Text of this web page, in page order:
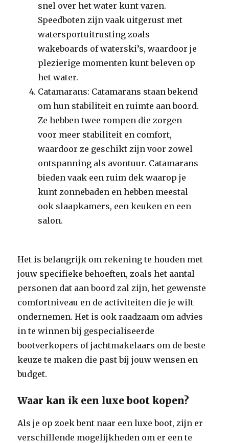
snel over het water kunt varen.
Speedboten zijn vaak uitgerust met
watersportuitrusting zoals
wakeboards of waterski’s, waardoor je
plezierige momenten kunt beleven op
het water.
Catamarans: Catamarans staan bekend
om hun stabiliteit en ruimte aan boord.
Ze hebben twee rompen die zorgen
voor meer stabiliteit en comfort,
waardoor ze geschikt zijn voor zowel
ontspanning als avontuur. Catamarans
bieden vaak een ruim dek waarop je
kunt zonnebaden en hebben meestal
ook slaapkamers, een keuken en een
salon.
Het is belangrijk om rekening te houden met
jouw specifieke behoeften, zoals het aantal
personen dat aan boord zal zijn, het gewenste
comfortniveau en de activiteiten die je wilt
ondernemen. Het is ook raadzaam om advies
in te winnen bij gespecialiseerde
bootverkopers of jachtmakelaars om de beste
keuze te maken die past bij jouw wensen en
budget.
Waar kan ik een luxe boot kopen?
Als je op zoek bent naar een luxe boot, zijn er
verschillende mogelijkheden om er een te